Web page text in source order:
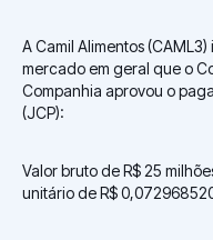
A Camil Alimentos
mercado em geral que o
Companhia aprovou o
(JCP):
Valor bruto de R$ 25
unitário de R$